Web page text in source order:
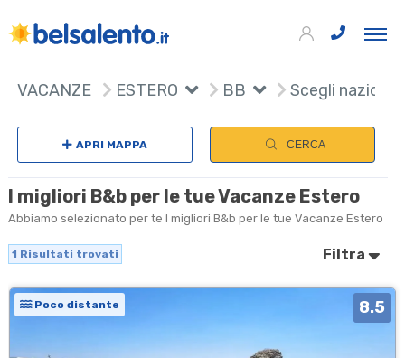
VACANZE ESTERO BB Scegli nazione
APRI MAPPA CERCA
I migliori B&b per le tue Vacanze Estero
Abbiamo selezionato per te I migliori B&b per le tue Vacanze Estero
1 Risultati trovati Filtra
Poco distante 8.5
+